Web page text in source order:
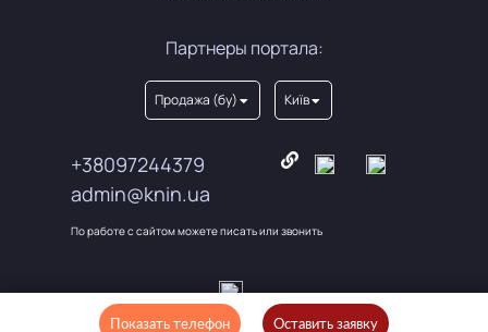
Оставить заявку
Показать телефон Оставить заявку
Партнеры портала:
Продажа (бу) Київ
+38097244379
admin@knin.ua
По работе с сайтом можете писать или звонить